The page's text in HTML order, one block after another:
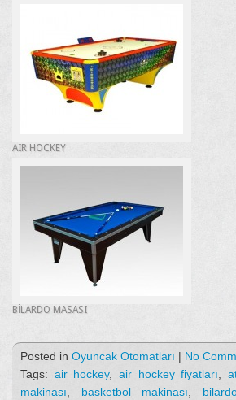
AIR HOCKEY
BİLARDO MASASI
Posted in Oyuncak Otomatları | No
Tags: air hockey, air hockey fiyatları
makinası
basketbol makinası